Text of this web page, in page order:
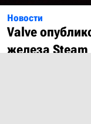
Новости
Valve
железа Steam